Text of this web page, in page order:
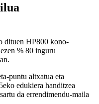
dituen HP800 kono-
% 80 inguru
puntu altxatua eta
edukiera handitzea
da errendimendu-maila